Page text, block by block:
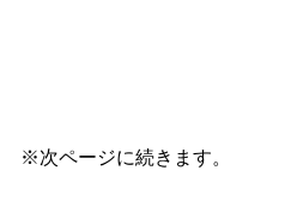
※次ページに続きます。